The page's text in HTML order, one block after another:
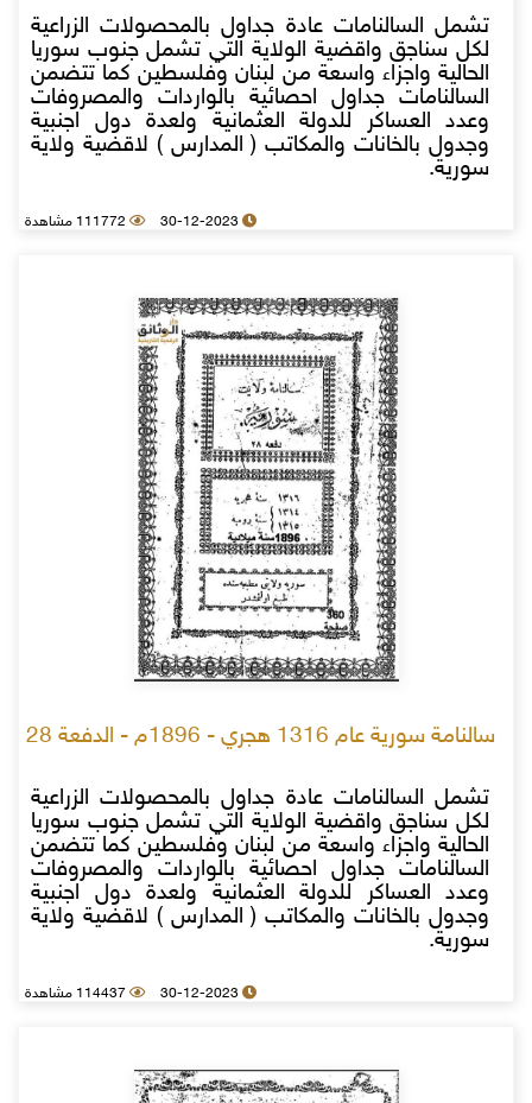
تشمل السالنامات عادة جداول بالمحصولات الزراعية
لكل سناجق واقضية الولاية التي تشمل جنوب سوريا
الحالية واجزاء واسعة من لبنان وفلسطين كما تتضمن
السالنامات جداول احصائية بالواردات والمصروفات
وعدد العساكر للدولة العثمانية ولعدة دول اجنبية
وجدول بالخانات والمكاتب ( المدارس ) لاقضية ولاية
سورية.
30-12-2023 111772 مشاهدة
سالنامة سورية عام 1316 هجري - 1896م - الدفعة 28
تشمل السالنامات عادة جداول بالمحصولات الزراعية
لكل سناجق واقضية الولاية التي تشمل جنوب سوريا
الحالية واجزاء واسعة من لبنان وفلسطين كما تتضمن
السالنامات جداول احصائية بالواردات والمصروفات
وعدد العساكر للدولة العثمانية ولعدة دول اجنبية
وجدول بالخانات والمكاتب ( المدارس ) لاقضية ولاية
سورية.
30-12-2023 114437 مشاهدة